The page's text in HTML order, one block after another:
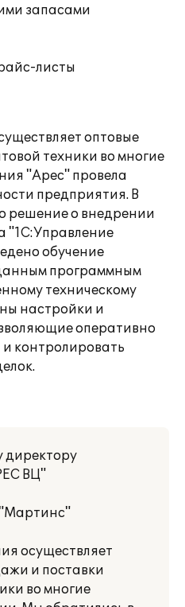
запасами
листы
оптовые
техники во многие
"Арес" провела
предприятия. В
решение о внедрении
"1С:Управление
обучение
программным
техническому
настройки и
оперативно
контролировать
директору
ВЦ"
осуществляет
и поставки
во многие